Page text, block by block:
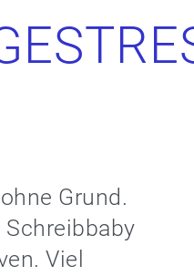
Grund.
Viel